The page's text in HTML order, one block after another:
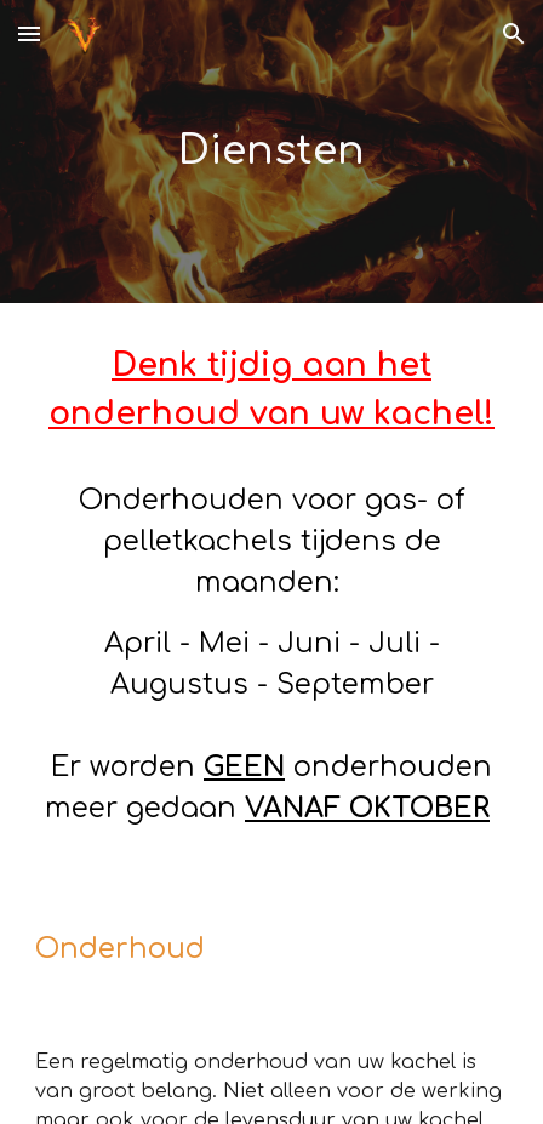
Skip to main content Skip to navigation
Diensten
Denk tijdig aan het
onderhoud van uw kachel!
Onderhouden voor gas- of
pelletkachels tijdens de
maanden:
April - Mei - Juni - Juli -
Augustus - September
Er worden GEEN onderhouden
meer gedaan VANAF OKTOBER
Onderhoud
Een regelmatig onderhoud van uw kachel is
van groot belang. Niet alleen voor de werking